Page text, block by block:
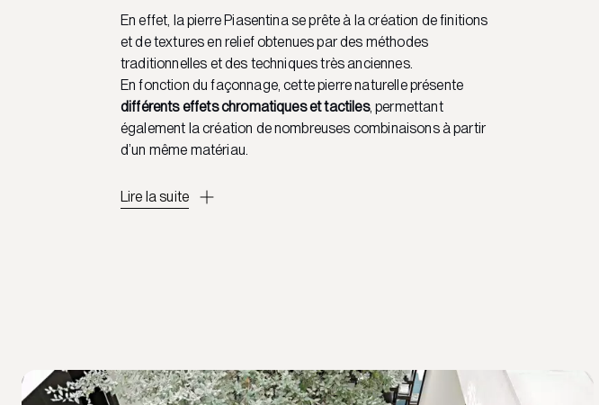
En effet, la pierre Piasentina se prête à la création de finitions
et de textures en relief obtenues par des méthodes
traditionnelles et des techniques très anciennes.
En fonction du façonnage, cette pierre naturelle présente
différents effets chromatiques et tactiles, permettant
également la création de nombreuses combinaisons à partir
d’un même matériau.
Lire la suite